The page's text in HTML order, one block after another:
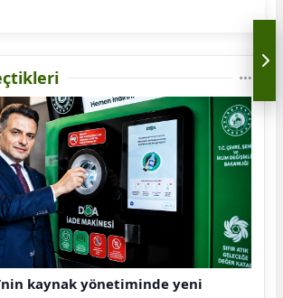
kaynak yönetiminde yeni